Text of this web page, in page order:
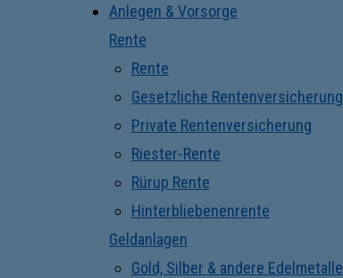
Anlegen & Vorsorge
Rente
Rente
Gesetzliche Rentenversicherung
Private Rentenversicherung
Riester-Rente
Rürup Rente
Hinterbliebenenrente
Geldanlagen
Gold, Silber & andere Edelmetalle